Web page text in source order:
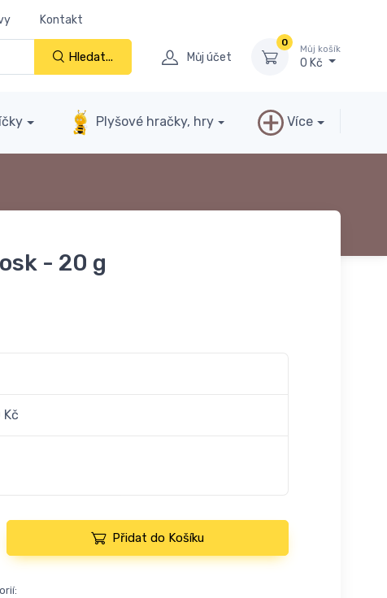
Kontakt
Hledat... Můj účet
0
Můj košík
0 Kč
Plyšové hračky, hry Více
- 20 g
Kč
Přidat do Košíku